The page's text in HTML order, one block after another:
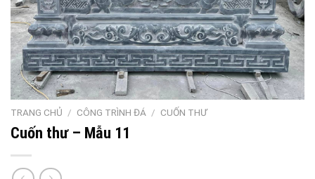
TRANG CHỦ / CÔNG TRÌNH ĐÁ / CUỐN THƯ
Cuốn thư – Mẫu 11